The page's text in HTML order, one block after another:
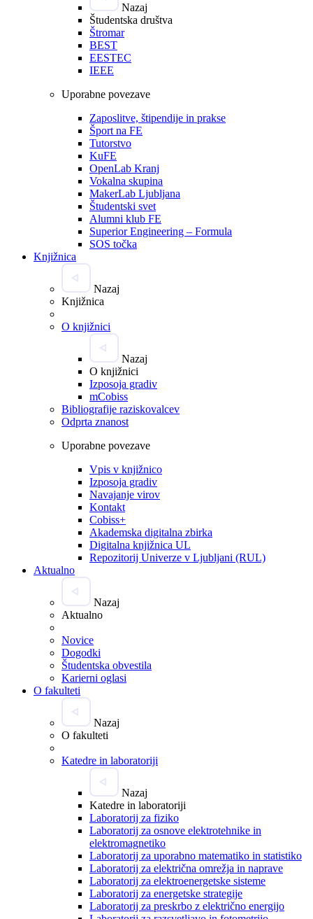
Nazaj
Študentska društva
Štromar
BEST
EESTEC
IEEE
Uporabne povezave
Zaposlitve, štipendije in prakse
Šport na FE
Tutorstvo
KuFE
OpenLab Kranj
Vokalna skupina
MakerLab Ljubljana
Študentski svet
Alumni klub FE
Superior Engineering – Formula
SOS točka
Knjižnica
Nazaj
Knjižnica
O knjižnici
Nazaj
O knjižnici
Izposoja gradiv
mCobiss
Bibliografije raziskovalcev
Odprta znanost
Uporabne povezave
Vpis v knjižnico
Izposoja gradiv
Navajanje virov
Kontakt
Cobiss+
Akademska digitalna zbirka
Digitalna knjižnica UL
Repozitorij Univerze v Ljubljani (RUL)
Aktualno
Nazaj
Aktualno
Novice
Dogodki
Študentska obvestila
Karierni oglasi
O fakulteti
Nazaj
O fakulteti
Katedre in laboratoriji
Nazaj
Katedre in laboratoriji
Laboratorij za fiziko
Laboratorij za osnove elektrotehnike in
elektromagnetiko
Laboratorij za uporabno matematiko in statistiko
Laboratorij za električna omrežja in naprave
Laboratorij za elektroenergetske sisteme
Laboratorij za energetske strategije
Laboratorij za preskrbo z električno energijo